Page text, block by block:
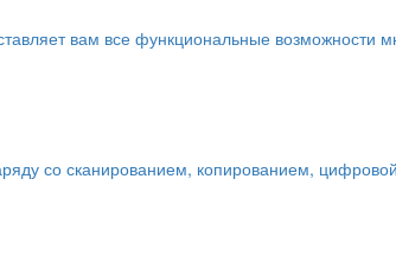
вам все функциональные возможности
со сканированием, копированием,